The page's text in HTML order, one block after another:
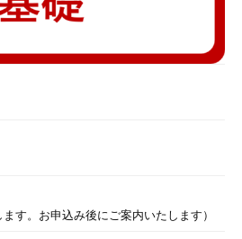
す。お申込み後にご案内いたします）